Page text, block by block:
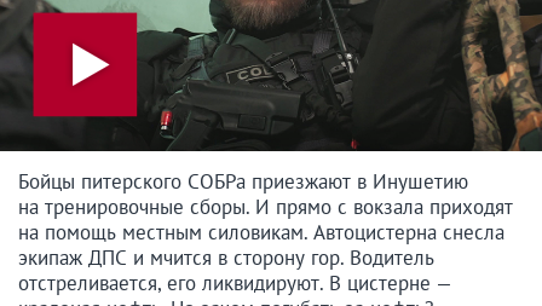
Бойцы питерского СОБРа приезжают в Инушетию
на тренировочные сборы. И прямо с вокзала приходят
на помощь местным силовикам. Автоцистерна снесла
экипаж ДПС и мчится в сторону гор. Водитель
отстреливается, его ликвидируют. В цистерне —